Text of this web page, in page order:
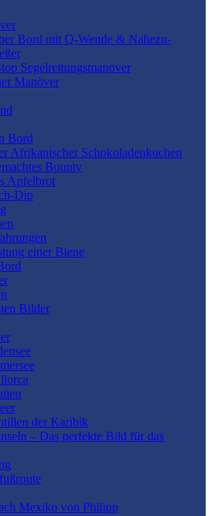
Bord mit Q-Wende & Nahezu-
Segelrettungsmanöver
Manöver
Bord
Afrikanischer Schokoladenkuchen
Bounty
Apfelbrot
Dip
einer Biene
Bilder
der Karibik
– Das perfekte Bild für das
Mexiko von Philipp